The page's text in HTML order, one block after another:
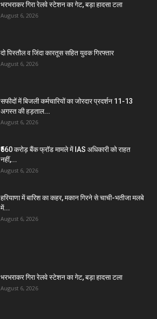
भरभराकर गिरा रेलवे स्टेशन का गेट, बड़ा हादसा टला
August 6, 2026
दो पिस्तौल व जिंदा कारतूस सहित युवक गिरफ्तार
August 6, 2026
सफीदों में बिजली कर्मचारियों का जोरदार प्रदर्शन 11-13
अगस्त की हड़ताल...
August 6, 2026
₹560 करोड़ बैंक फ्रॉड मामले में IAS अधिकारी को राहत
नहीं,...
August 6, 2026
हरियाणा में बारिश का कहर, मकान गिरने से चाची-भतीजा मलबे
में...
August 6, 2026
भरभराकर गिरा रेलवे स्टेशन का गेट, बड़ा हादसा टला
August 6, 2026